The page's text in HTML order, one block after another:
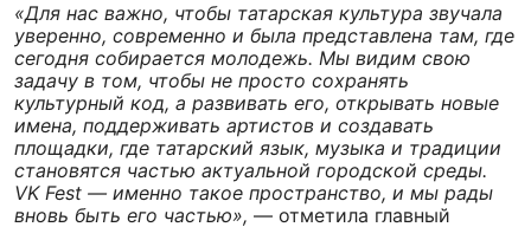
«Для нас важно, чтобы татарская культура звучала
уверенно, современно и была представлена там, где
сегодня собирается молодежь. Мы видим свою
задачу в том, чтобы не просто сохранять
культурный код, а развивать его, открывать новые
имена, поддерживать артистов и создавать
площадки, где татарский язык, музыка и традиции
становятся частью актуальной городской среды.
VK Fest — именно такое пространство, и мы рады
вновь быть его частью», — отметила главный